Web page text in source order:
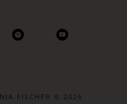
FISCHER © 2026